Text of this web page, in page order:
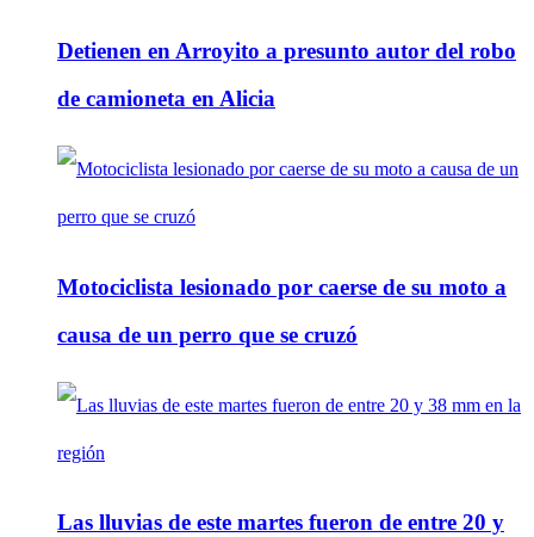
Detienen en Arroyito a presunto autor del robo
de camioneta en Alicia
Motociclista lesionado por caerse de su moto a
causa de un perro que se cruzó
Las lluvias de este martes fueron de entre 20 y